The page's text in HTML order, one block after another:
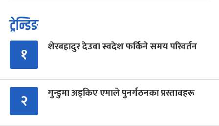
ट्रेन्डिङ
१ शेरबहादुर देउवा स्वदेश फर्किने समय परिवर्तन
२ गुन्डुमा अड्किए एमाले पुनर्गठनका प्रस्तावहरू